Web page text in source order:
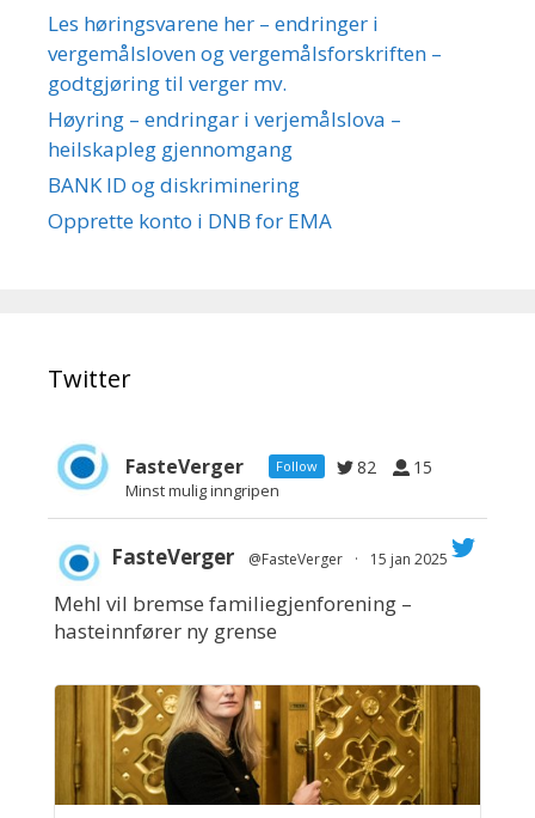
Les høringsvarene her – endringer i
vergemålsloven og vergemålsforskriften –
godtgjøring til verger mv.
Høyring – endringar i verjemålslova –
heilskapleg gjennomgang
BANK ID og diskriminering
Opprette konto i DNB for EMA
Twitter
FasteVerger Follow 82 15
Minst mulig inngripen
;
FasteVerger @FasteVerger · 15 jan 2025
Mehl vil bremse familiegjenforening –
hasteinnfører ny grense